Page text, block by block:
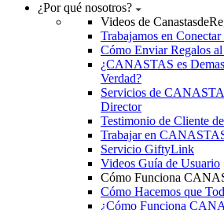
¿Por qué nosotros?
Videos de
Trabajamos en Conectar
Cómo Enviar Regalos
¿CANASTAS es
Verdad?
Servicios de
Director
Testimonio de Cliente
Trabajar en
Servicio GiftyLink
Videos Guía de Usuario
Cómo Funciona
Cómo Hacemos que
¿Cómo Funciona